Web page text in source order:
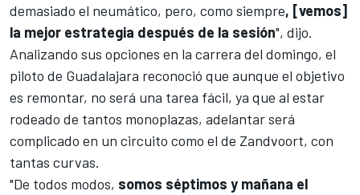
demasiado el neumático, pero, como siempre, [vemos]
la mejor estrategia después de la sesión", dijo.
Analizando sus opciones en la carrera del domingo, el
piloto de Guadalajara reconoció que aunque el objetivo
es remontar, no será una tarea fácil, ya que al estar
rodeado de tantos monoplazas, adelantar será
complicado en un circuito como el de Zandvoort, con
tantas curvas.
"De todos modos, somos séptimos y mañana el